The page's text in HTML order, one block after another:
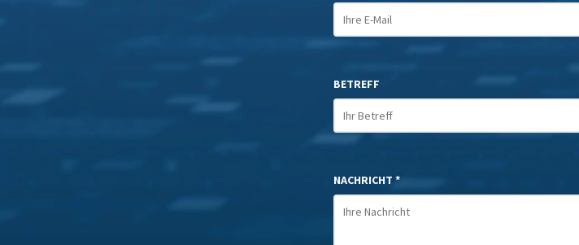
BETREFF
NACHRICHT *